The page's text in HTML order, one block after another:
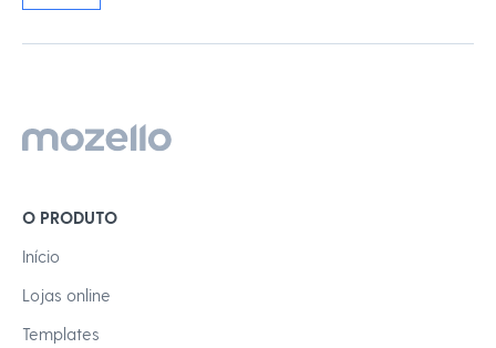
O PRODUTO
Início
Lojas online
Templates